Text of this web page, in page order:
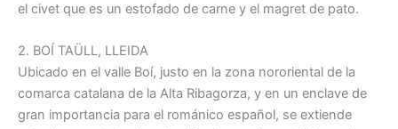
el civet que es un estofado de carne y el magret de pato.
2. BOÍ TAÜLL, LLEIDA
Ubicado en el valle Boí, justo en la zona nororiental de la
comarca catalana de la Alta Ribagorza, y en un enclave de
gran importancia para el románico español, se extiende